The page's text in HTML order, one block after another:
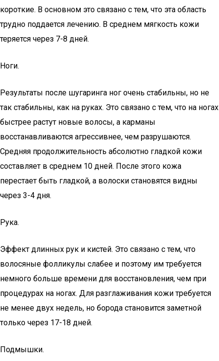
короткие. В основном это связано с тем, что эта область
трудно поддается лечению. В среднем мягкость кожи
теряется через 7-8 дней.
Ноги.
Результаты после шугаринга ног очень стабильны, но не
так стабильны, как на руках. Это связано с тем, что на ногах
быстрее растут новые волосы, а карманы
восстанавливаются агрессивнее, чем разрушаются.
Средняя продолжительность абсолютно гладкой кожи
составляет в среднем 10 дней. После этого кожа
перестает быть гладкой, а волоски становятся видны
через 3-4 дня.
Рука.
Эффект длинных рук и кистей. Это связано с тем, что
волосяные фолликулы слабее и поэтому им требуется
немного больше времени для восстановления, чем при
процедурах на ногах. Для разглаживания кожи требуется
не менее двух недель, но борода становится заметной
только через 17-18 дней.
Подмышки.